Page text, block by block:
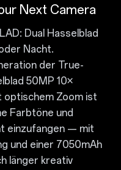
Next Camera
Dual Hasselblad
Nacht.
der True-
50MP 10×
optischem Zoom ist
Farbtöne und
einzufangen — mit
und einer 7050mAh
länger kreativ